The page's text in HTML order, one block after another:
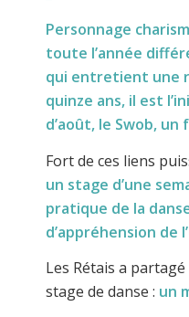
Personnage
toute l’année
qui entretient une
quinze ans, il est
d’août, le Swob,
Fort de ces liens
un stage d’une
pratique de la
d’appréhension de
Les Rétais a
stage de danse : un